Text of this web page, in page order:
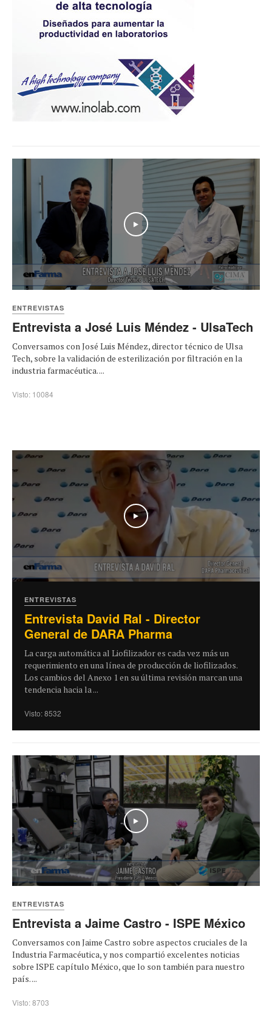
Play
ENTREVISTAS
Entrevista a José Luis Méndez - UlsaTech
Conversamos con José Luis Méndez, director técnico de Ulsa
Tech, sobre la validación de esterilización por filtración en la
industria farmacéutica. ...
Visto: 10084
Play
ENTREVISTAS
Entrevista David Ral - Director
General de DARA Pharma
La carga automática al Liofilizador es cada vez más un
requerimiento en una línea de producción de liofilizados.
Los cambios del Anexo 1 en su última revisión marcan una
tendencia hacia la ...
Visto: 8532
Play
ENTREVISTAS
Entrevista a Jaime Castro - ISPE México
Conversamos con Jaime Castro sobre aspectos cruciales de la
Industria Farmacéutica, y nos compartió excelentes noticias
sobre ISPE capítulo México, que lo son también para nuestro
país. ...
Visto: 8703